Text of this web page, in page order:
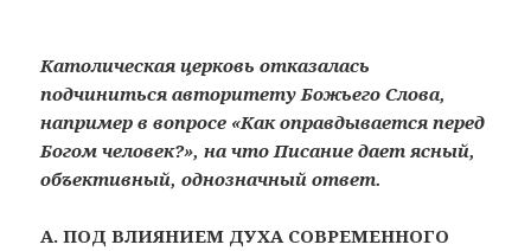
Католическая церковь отказалась
подчиниться авторитету Божьего Слова,
например в вопросе «Как оправдывается перед
Богом человек?»,на что Писание дает ясный,
объективный, однозначный ответ.
А.ПОД ВЛИЯНИЕМ ДУХА СОВРЕМЕННОГО